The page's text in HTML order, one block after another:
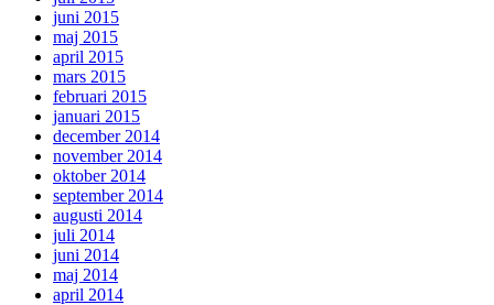
juni 2015
maj 2015
april 2015
mars 2015
februari 2015
januari 2015
december 2014
november 2014
oktober 2014
september 2014
augusti 2014
juli 2014
juni 2014
maj 2014
april 2014